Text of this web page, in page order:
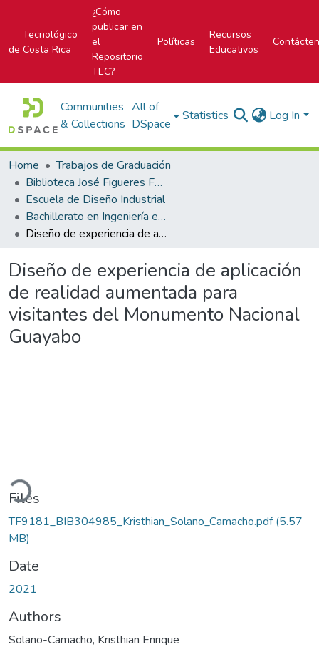
Tecnológico
de Costa Rica
¿Cómo
publicar en
el
Repositorio
TEC?
Políticas
Recursos
Educativos
Communities
& Collections
All of
DSpace
Statistics Log In
Home
Trabajos de Graduación
Biblioteca José Figueres Ferrer
Escuela de Diseño Industrial
Bachillerato en Ingeniería en Diseño Industrial
Diseño de experiencia de aplicación de realidad aumentada para visitantes del Monumento Nacional Guayabo
Diseño de experiencia de aplicación
de realidad aumentada para
visitantes del Monumento Nacional
Guayabo
Files
TF9181_BIB304985_Kristhian_Solano_Camacho.pdf(5.57
MB)
Date
2021
Authors
Solano-Camacho, Kristhian Enrique